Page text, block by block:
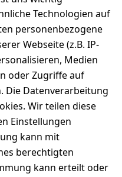
Sie für Details
Technologien auf
personenbezogene
Webseite (z.B. IP-
Medien
oder Zugriffe auf
Die Datenverarbeitung
Wir teilen diese
Einstellungen
kann mit
berechtigten
kann erteilt oder
Versanddie